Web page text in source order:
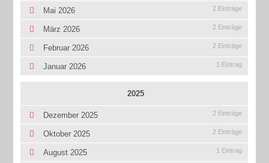
Mai 2026 2 Einträge
März 2026 2 Einträge
Februar 2026 2 Einträge
Januar 2026 1 Eintrag
2025
Dezember 2025 2 Einträge
Oktober 2025 2 Einträge
August 2025 1 Eintrag